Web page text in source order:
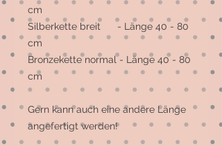
cm
Silberkette breit - Länge 40 - 80
cm
Bronzekette normal - Länge 40 - 80
cm
Gern kann auch eine andere Länge
angefertigt werden!